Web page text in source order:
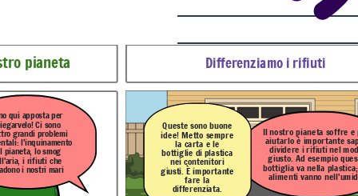
i
contenitori.
L’insegnante aiuta gli alunni a riflettere
sull’importanza di dare il proprio contributo anche a
scuola al fine di mantenere pulito il nostro pianeta.
cestini.
pianeta Differenziamo i rifiuti
qui apposta per
Ci sono
grandi problemi
l'inquinamento
pianeta, lo smog
i rifiuti che
i nostri mari
Il nostro pianeta soffre e
aiutarlo è importante
dividere i rifiuti nel
giusto. Ad esempio
bottiglia va nella
alimenti vanno
Queste sono buone
idee!Metto sempre
la carta e le
bottiglie di plastica
nei contenitori
giusti. Èimportante
fare la
differenziata.